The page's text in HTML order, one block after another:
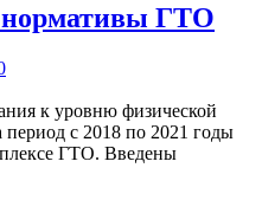
ГТО
к уровню физической
период с 2018 по 2021 годы
ГТО. Введены